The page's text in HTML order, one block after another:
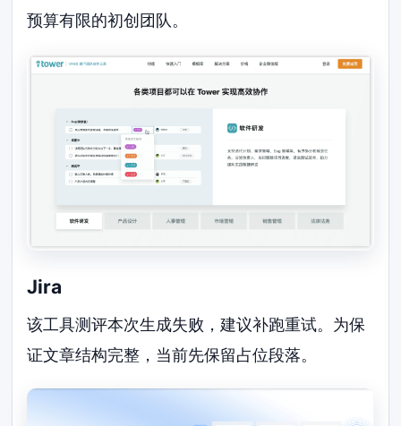
预算有限的初创团队。
Jira
该工具测评本次生成失败，建议补跑重试。为保
证文章结构完整，当前先保留占位段落。